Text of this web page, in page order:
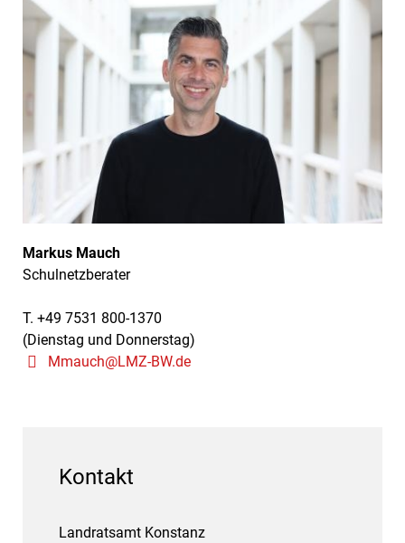
Markus Mauch
Schulnetzberater
T. +49 7531 800-1370
(Dienstag und Donnerstag)
Mmauch@LMZ-BW.de
Kontakt
Landratsamt Konstanz